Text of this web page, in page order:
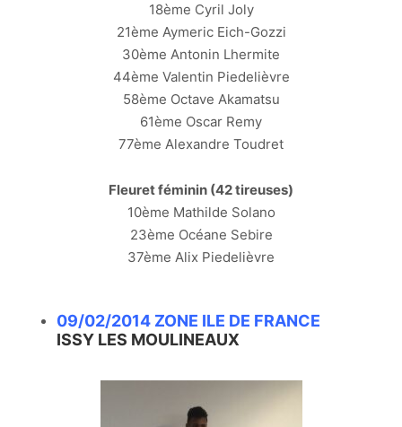
18ème Cyril Joly
21ème Aymeric Eich-Gozzi
30ème Antonin Lhermite
44ème Valentin Piedelièvre
58ème Octave Akamatsu
61ème Oscar Remy
77ème Alexandre Toudret
Fleuret féminin (42 tireuses)
10ème Mathilde Solano
23ème Océane Sebire
37ème Alix Piedelièvre
09/02/2014 ZONE ILE DE FRANCE
ISSY LES MOULINEAUX